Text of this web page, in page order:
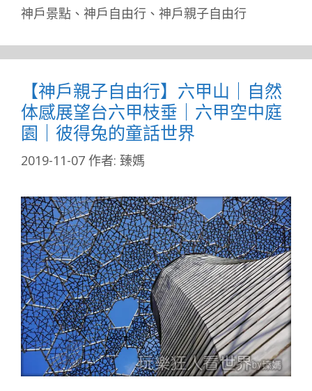
神戶景點 、 神戶自由行 、 神戶親子自由行
【神戶親子自由行】六甲山｜自然
体感展望台六甲枝垂｜六甲空中庭
園｜彼得兔的童話世界
2019-11-07 作者: 臻媽